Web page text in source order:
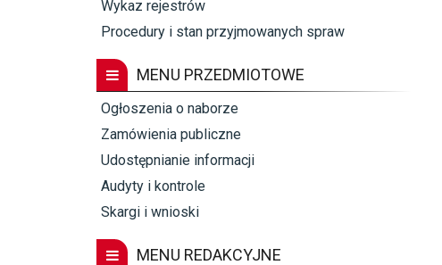
Wykaz rejestrów
Procedury i stan przyjmowanych spraw
MENU PRZEDMIOTOWE
Ogłoszenia o naborze
Zamówienia publiczne
Udostępnianie informacji
Audyty i kontrole
Skargi i wnioski
MENU REDAKCYJNE